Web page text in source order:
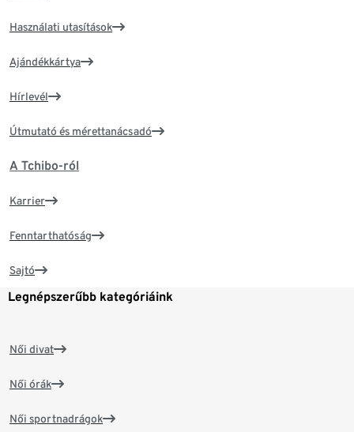
Használati utasítások
Ajándékkártya
Hírlevél
Útmutató és mérettanácsadó
A Tchibo-ról
Karrier
Fenntarthatóság
Sajtó
Legnépszerűbb kategóriáink
Női divat
Női órák
Női sportnadrágok